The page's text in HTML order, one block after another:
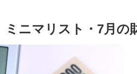
ニマリスト・7月の